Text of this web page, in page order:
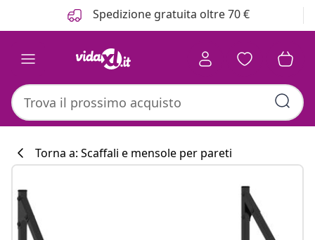
Spedizione gratuita oltre 70 €
Torna a: Scaffali e mensole per pareti